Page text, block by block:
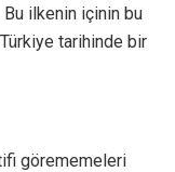
Bu ilkenin içinin bu
tarihinde bir
görememeleri